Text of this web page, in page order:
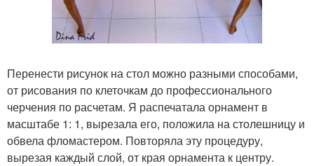
Перенести рисунок на стол можно разными способами,
от рисования по клеточкам до профессионального
черчения по расчетам. Я распечатала орнамент в
масштабе 1: 1, вырезала его, положила на столешницу и
обвела фломастером. Повторяла эту процедуру,
вырезая каждый слой, от края орнамента к центру.